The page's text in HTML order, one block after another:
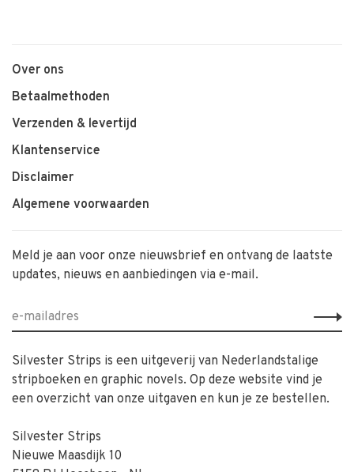
Over ons
Betaalmethoden
Verzenden & levertijd
Klantenservice
Disclaimer
Algemene voorwaarden
Meld je aan voor onze nieuwsbrief en ontvang de laatste
updates, nieuws en aanbiedingen via e-mail.
Silvester Strips is een uitgeverij van Nederlandstalige
stripboeken en graphic novels. Op deze website vind je
een overzicht van onze uitgaven en kun je ze bestellen.
Silvester Strips
Nieuwe Maasdijk 10